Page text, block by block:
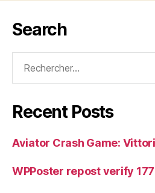
Search
Recent Posts
Aviator Crash Game:
WPPoster repost verify